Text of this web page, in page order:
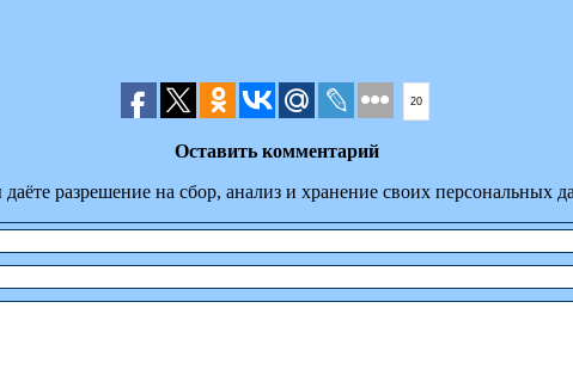
20
Оставить комментарий
разрешение на сбор, анализ и хранение своих персональных